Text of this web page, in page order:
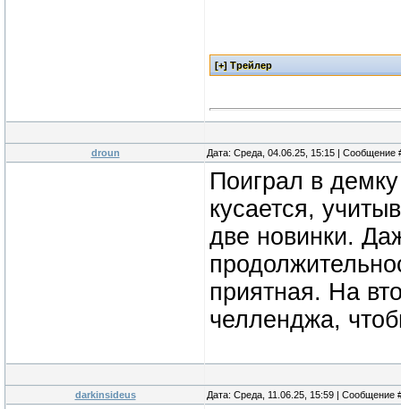
droun Дата: Среда, 04.06.25, 15:15 | Сообщение
Поиграл в
кусается,
две новинки.
приятная. На
челленджа,
darkinsideus Дата: Среда, 11.06.25, 15:59 | Сообщение